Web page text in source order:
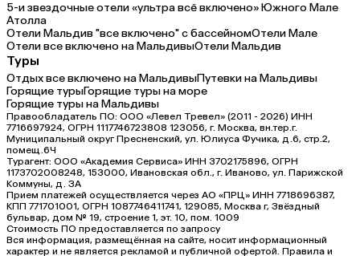
5-и звездочные отели «ультра всё включено» Южного Мале
Атолла
Отели Мальдив "все включено" с бассейномОтели Мале
Отели все включено на МальдивыОтели Мальдив
Туры
Отдых все включено на МальдивыПутевки на Мальдивы
Горящие турыГорящие туры на море
Горящие туры на Мальдивы
Правообладатель ПО: ООО «Левел Тревел» (2011 - 2026) ИНН
7716697924, ОГРН 1117746723808 123056, г. Москва, вн.тер.г.
Муниципальный округ Пресненский, ул. Юлиуса Фучика, д.6, стр.2,
помещ.6Ч
Турагент: ООО «Академия Сервиса» ИНН 3702175896, ОГРН
1173702008248, 153000, Ивановская обл., г. Иваново, ул. Парижской
Коммуны, д. ЗА
Прием платежей осуществляется через АО «ПРЦ» ИНН 7718696387,
КПП 771701001, ОГРН 1087746411741, 129085, Москва г, Звёздный
бульвар, дом № 19, строение 1, эт. 10, пом. 1009
Стоимость ПО предоставляется по запросу
Вся информация, размещённая на сайте, носит информационный
характер и не является рекламой и публичной офертой. Правила и